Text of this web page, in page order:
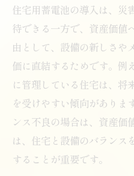
住宅用蓄電池の導入は、災
待できる一方で、資産価値
由として、設備の新しさや
価に直結するためです。例
に管理している住宅は、将
を受けやすい傾向がありま
ンス不良の場合は、資産価
は、住宅と設備のバランス
することが重要です。